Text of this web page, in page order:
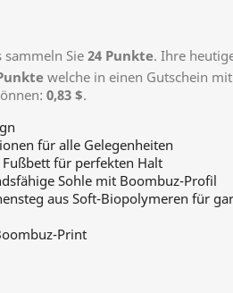
sammeln Sie 24 Punkte. Ihre
welche in einen Gutschein
0,83 $.
für alle Gelegenheiten
für perfekten Halt
Sohle mit Boombuz-Profil
aus Soft-Biopolymeren für
Print